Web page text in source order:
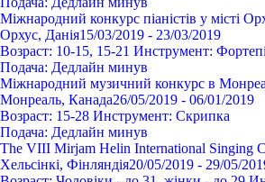
Міжнародний конкурс піаністів у місті
Орхус, Данія15/03/2019 - 23/03/2019
Возраст: 10-15, 15-21 Инструмент:
Подача: Дедлайн минув
Міжнародний музичний конкурс в
Монреаль, Канада26/05/2019 - 06/01/2019
Возраст: 15-28 Инструмент: Cкрипка
Подача: Дедлайн минув
The VIII Mirjam Helin International Singing
Хельсінкі, Фінляндія20/05/2019 - 29/05/